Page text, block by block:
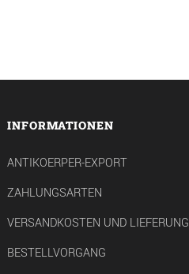
INFORMATIONEN
ANTIKOERPER-EXPORT
ZAHLUNGSARTEN
VERSANDKOSTEN UND LIEFERUNG
BESTELLVORGANG